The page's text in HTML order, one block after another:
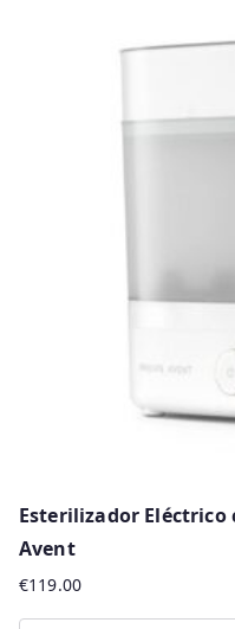
Esterilizador Eléctrico
Avent
€119.00